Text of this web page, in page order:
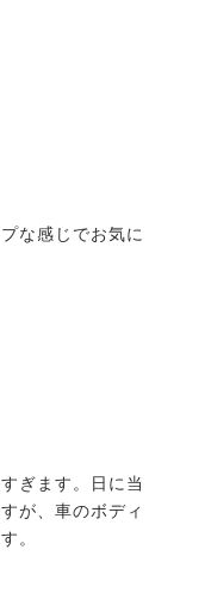
な感じでお気に
ぎます。日に当
が、車のボディ
。